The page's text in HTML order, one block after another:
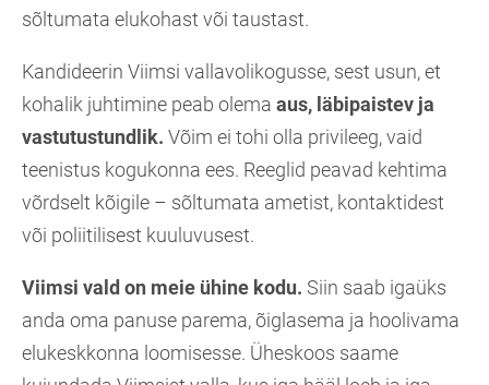
sõltumata elukohast või taustast.
Kandideerin Viimsi vallavolikogusse, sest usun, et
kohalik juhtimine peab olema aus, läbipaistev ja
vastutustundlik. Võim ei tohi olla privileeg, vaid
teenistus kogukonna ees. Reeglid peavad kehtima
võrdselt kõigile – sõltumata ametist, kontaktidest
või poliitilisest kuuluvusest.
Viimsi vald on meie ühine kodu. Siin saab igaüks
anda oma panuse parema, õiglasema ja hoolivama
elukeskkonna loomisesse. Üheskoos saame